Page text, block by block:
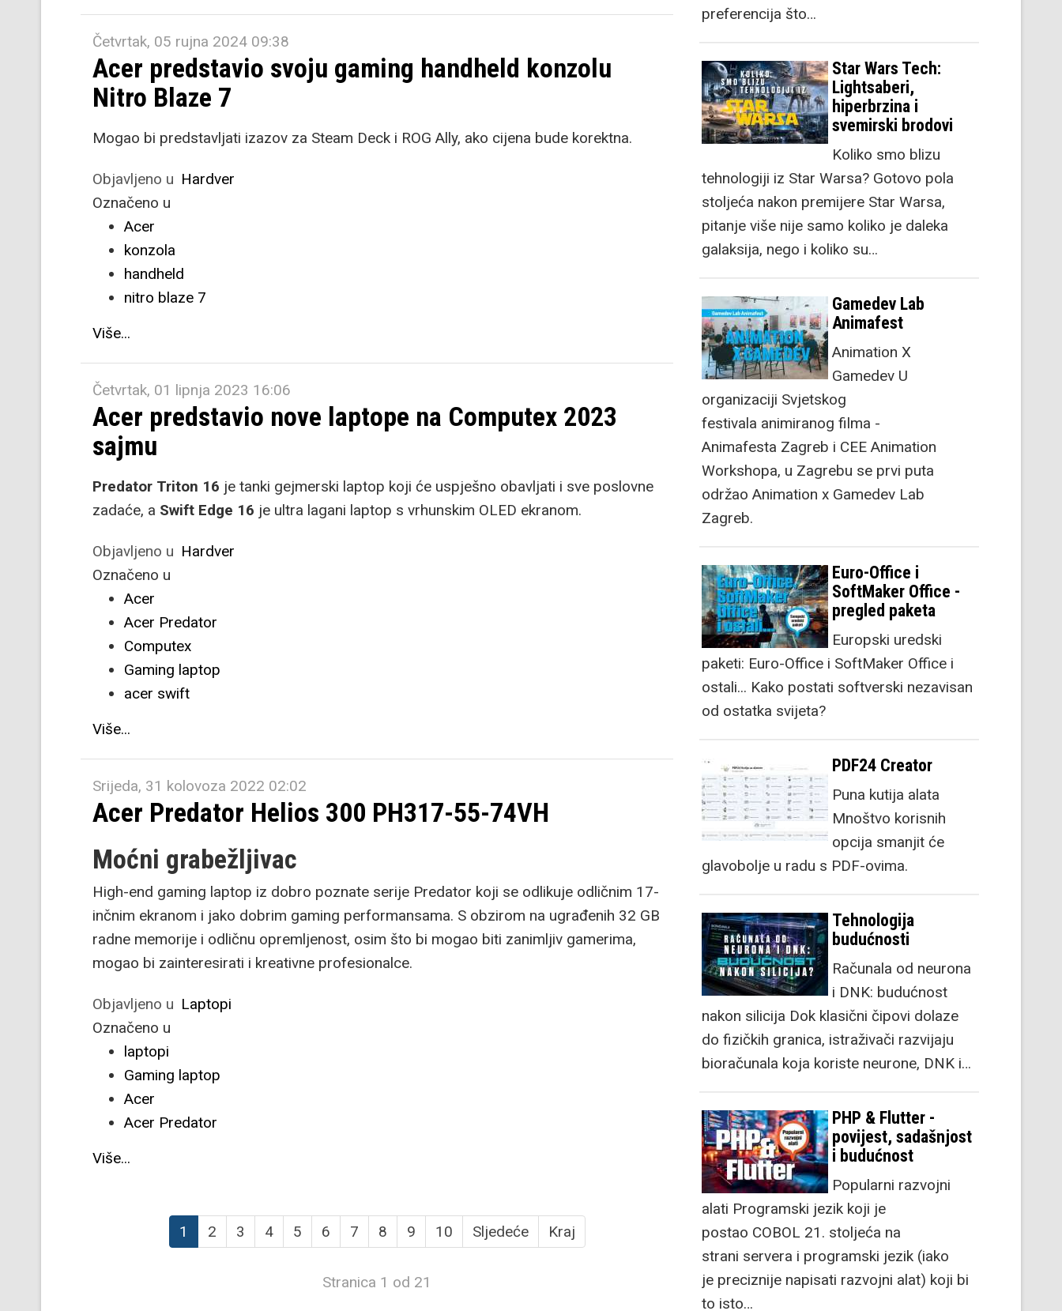
Četvrtak, 05 rujna 2024 09:38
Acer predstavio svoju gaming handheld konzolu
Nitro Blaze 7
Mogao bi predstavljati izazov za Steam Deck i ROG Ally, ako cijena bude korektna.
Objavljeno u Hardver
Označeno u
Acer
konzola
handheld
nitro blaze 7
Više...
Četvrtak, 01 lipnja 2023 16:06
Acer predstavio nove laptope na Computex 2023
sajmu
Predator Triton 16 je tanki gejmerski laptop koji će uspješno obavljati i sve poslovne
zadaće, a Swift Edge 16 je ultra lagani laptop s vrhunskim OLED ekranom.
Objavljeno u Hardver
Označeno u
Acer
Acer Predator
Computex
Gaming laptop
acer swift
Više...
Srijeda, 31 kolovoza 2022 02:02
Acer Predator Helios 300 PH317-55-74VH
Moćni grabežljivac
High-end gaming laptop iz dobro poznate serije Predator koji se odlikuje odličnim 17-
inčnim ekranom i jako dobrim gaming performansama. S obzirom na ugrađenih 32 GB
radne memorije i odličnu opremljenost, osim što bi mogao biti zanimljiv gamerima,
mogao bi zainteresirati i kreativne profesionalce.
Objavljeno u Laptopi
Označeno u
laptopi
Gaming laptop
Acer
Acer Predator
Više...
1 2 3 4 5 6 7 8 9 10 Sljedeće Kraj
Stranica 1 od 21
preferencija što…
Star Wars Tech:
Lightsaberi,
hiperbrzina i
svemirski brodovi
Koliko smo blizu
tehnologiji iz Star Warsa? Gotovo pola
stoljeća nakon premijere Star Warsa,
pitanje više nije samo koliko je daleka
galaksija, nego i koliko su…
Gamedev Lab
Animafest
Animation X
Gamedev U
organizaciji Svjetskog
festivala animiranog filma -
Animafesta Zagreb i CEE Animation
Workshopa, u Zagrebu se prvi puta
održao Animation x Gamedev Lab
Zagreb.
Euro-Office i
SoftMaker Office -
pregled paketa
Europski uredski
paketi: Euro-Office i SoftMaker Office i
ostali... Kako postati softverski nezavisan
od ostatka svijeta?
PDF24 Creator
Puna kutija alata
Mnoštvo korisnih
opcija smanjit će
glavobolje u radu s PDF-ovima.
Tehnologija
budućnosti
Računala od neurona
i DNK: budućnost
nakon silicija Dok klasični čipovi dolaze
do fizičkih granica, istraživači razvijaju
bioračunala koja koriste neurone, DNK i…
PHP & Flutter -
povijest, sadašnjost
i budućnost
Popularni razvojni
alati Programski jezik koji je
postao COBOL 21. stoljeća na
strani servera i programski jezik (iako
je preciznije napisati razvojni alat) koji bi
to isto…